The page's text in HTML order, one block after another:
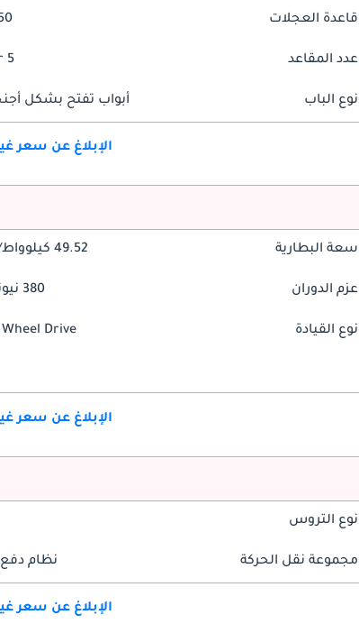
قاعدة العجلات
عدد المقاعد 5 Seater
نوع الباب أبواب تفتح بشكل
الإبلاغ عن سعر
سعة البطارية 49.52 كيلوواط/ساعة
عزم الدوران 380 نيوتن-متر
نوع القيادة Drive
الإبلاغ عن سعر
نوع التروس
مجموعة نقل الحركة نظام دفع
الإبلاغ عن سعر